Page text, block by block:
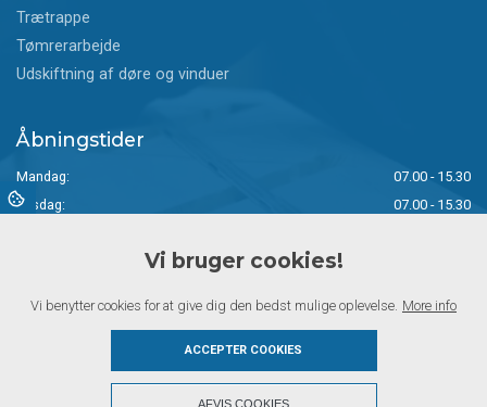
Trætrappe
Tømrerarbejde
Udskiftning af døre og vinduer
Åbningstider
Mandag:
07.00 - 15.30
Tirsdag:
07.00 - 15.30
Lukket
Vi bruger cookies!
Vi benytter cookies for at give dig den bedst mulige oplevelse. More info
ACCEPTER COOKIES
AFVIS COOKIES